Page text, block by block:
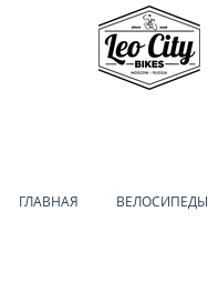
ГЛАВНАЯ ВЕЛОСИПЕДЫ